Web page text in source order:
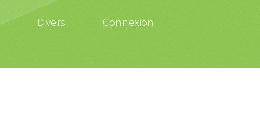
Divers Connexion